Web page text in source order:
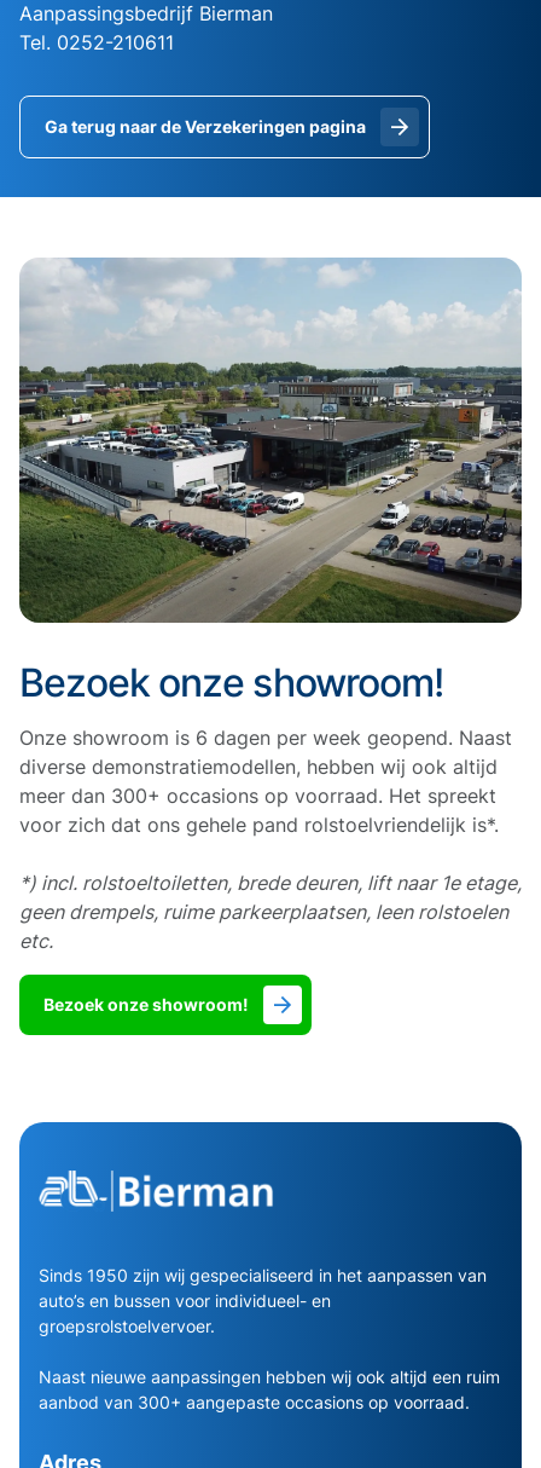
Aanpassingsbedrijf Bierman
Tel. 0252-210611
Ga terug naar de Verzekeringen pagina
Bezoek onze showroom!
Onze showroom is 6 dagen per week geopend. Naast
diverse demonstratiemodellen, hebben wij ook altijd
meer dan 300+ occasions op voorraad. Het spreekt
voor zich dat ons gehele pand rolstoelvriendelijk is*.
*) incl. rolstoeltoiletten, brede deuren, lift naar 1e etage,
geen drempels, ruime parkeerplaatsen, leen rolstoelen
etc.
Bezoek onze showroom!
Sinds 1950 zijn wij gespecialiseerd in het aanpassen van
auto’s en bussen voor individueel- en
groepsrolstoelvervoer.
Naast nieuwe aanpassingen hebben wij ook altijd een ruim
aanbod van 300+ aangepaste occasions op voorraad.
Adres